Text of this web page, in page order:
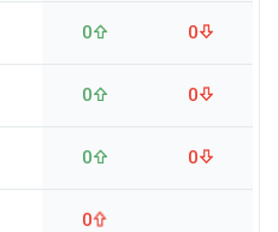
0 0
0 0
0 0
0